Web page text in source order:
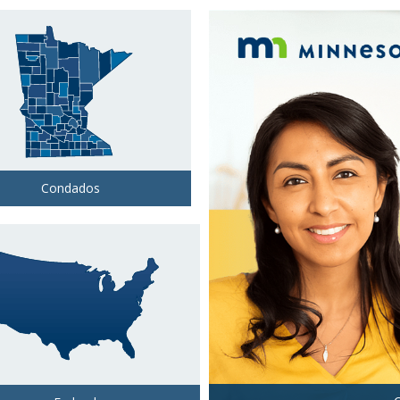
Condados